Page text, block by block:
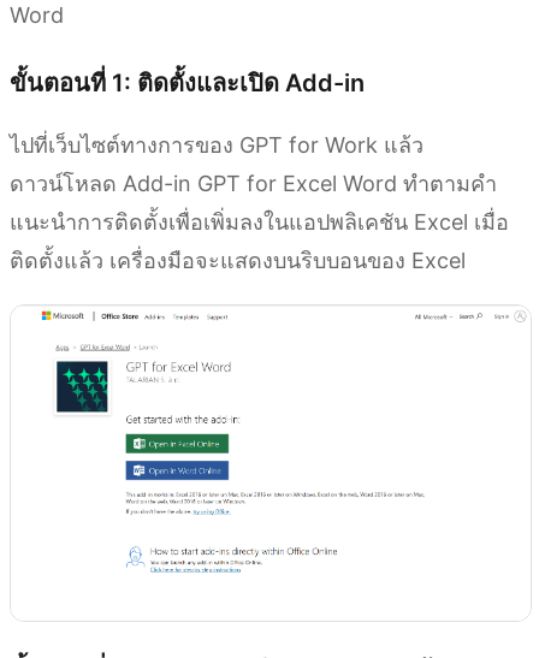
Word
ขั้นตอนที่ 1: ติดตั้งและเปิด Add-in
ไปที่เว็บไซต์ทางการของ GPT for Work แล้ว
ดาวน์โหลด Add-in GPT for Excel Word ทำตามคำ
แนะนำการติดตั้งเพื่อเพิ่มลงในแอปพลิเคชัน Excel เมื่อ
ติดตั้งแล้ว เครื่องมือจะแสดงบนริบบอนของ Excel